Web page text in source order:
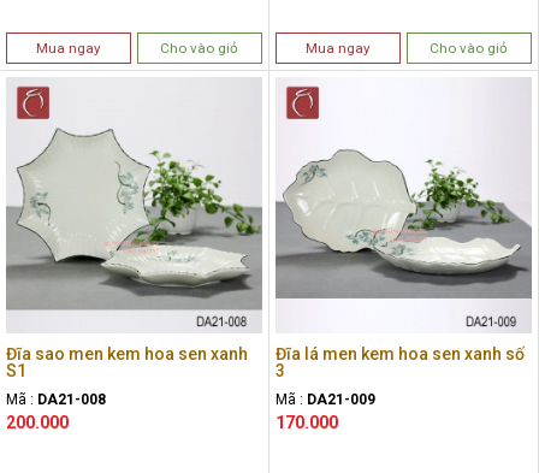
Mua ngay Cho vào giỏ Mua ngay Cho vào giỏ
Đĩa sao men kem hoa sen xanh
S1
Mã : DA21-008
200.000
Đĩa lá men kem hoa sen xanh số
3
Mã : DA21-009
170.000